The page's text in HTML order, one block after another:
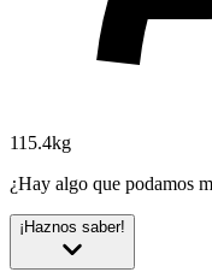
115.4kg
¿Hay algo que podamos
¡Haznos saber!